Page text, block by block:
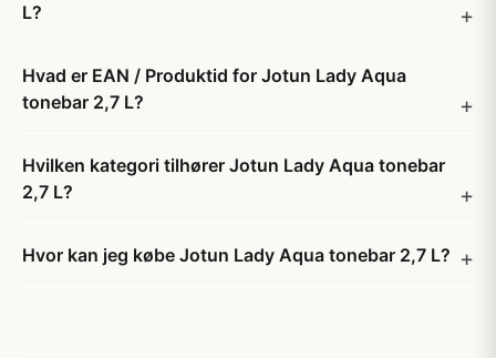
L?
Hvad er EAN / Produktid for Jotun Lady Aqua
tonebar 2,7 L?
Hvilken kategori tilhører Jotun Lady Aqua tonebar
2,7 L?
Hvor kan jeg købe Jotun Lady Aqua tonebar 2,7 L?